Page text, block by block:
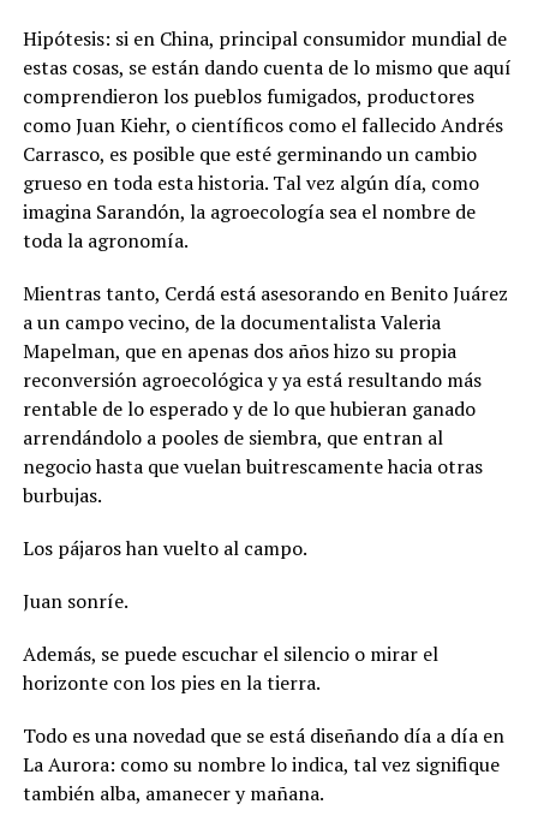
Hipótesis: si en China, principal consumidor mundial de
estas cosas, se están dando cuenta de lo mismo que aquí
comprendieron los pueblos fumigados, productores
como Juan Kiehr, o científicos como el fallecido Andrés
Carrasco, es posible que esté germinando un cambio
grueso en toda esta historia. Tal vez algún día, como
imagina Sarandón, la agroecología sea el nombre de
toda la agronomía.
Mientras tanto, Cerdá está asesorando en Benito Juárez
a un campo vecino, de la documentalista Valeria
Mapelman, que en apenas dos años hizo su propia
reconversión agroecológica y ya está resultando más
rentable de lo esperado y de lo que hubieran ganado
arrendándolo a pooles de siembra, que entran al
negocio hasta que vuelan buitrescamente hacia otras
burbujas.
Los pájaros han vuelto al campo.
Juan sonríe.
Además, se puede escuchar el silencio o mirar el
horizonte con los pies en la tierra.
Todo es una novedad que se está diseñando día a día en
La Aurora: como su nombre lo indica, tal vez signifique
también alba, amanecer y mañana.